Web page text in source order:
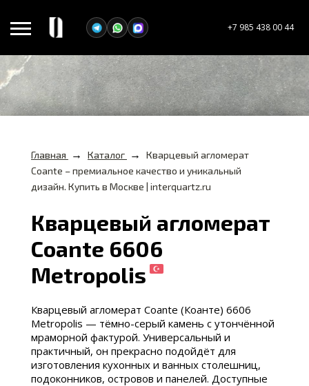
+7 985 438 00 44
Главная → Каталог →
Кварцевый агломерат
Coante – премиальное качество и уникальный
дизайн. Купить в Москве | interquartz.ru
Кварцевый агломерат
Coante 6606
Metropolis
Кварцевый агломерат Coante (Коанте) 6606
Metropolis — тёмно-серый камень с утончённой
мраморной фактурой. Универсальный и
практичный, он прекрасно подойдёт для
изготовления кухонных и ванных столешниц,
подоконников, островов и панелей. Доступные